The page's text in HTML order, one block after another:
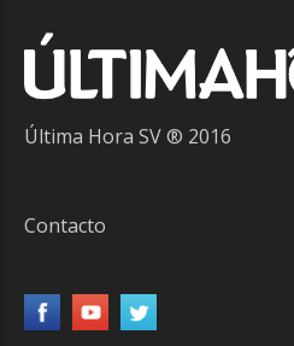
Última Hora SV ® 2016
Contacto